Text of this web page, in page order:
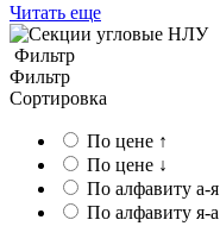
Читать еще
Фильтр
Фильтр
Сортировка
По цене ↑
По цене ↓
По алфавиту а-я
По алфавиту я-а